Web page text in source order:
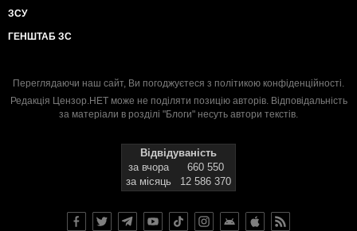
ЗСУ
ГЕНШТАБ ЗС
Переглядаючи наш сайт, Ви погоджуєтеся з політикою конфіденційності.
Редакція Цензор.НЕТ може не поділяти позицію авторів. Відповідальність
за матеріали в розділі "Блоги" несуть автори текстів.
Відвідуваність
за вчора
660 550
за місяць
12 586 370